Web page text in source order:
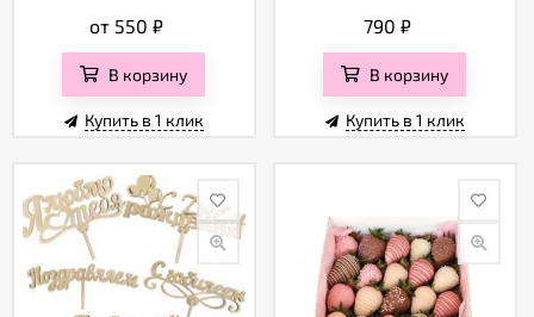
от 550₽
В корзину
Купить в 1 клик
790₽
В корзину
Купить в 1 клик